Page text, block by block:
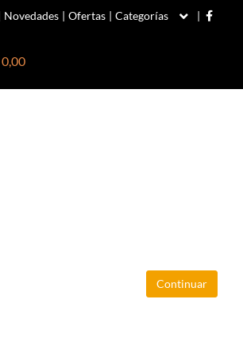
Novedades | Ofertas | Categorías |
0,00
Continuar